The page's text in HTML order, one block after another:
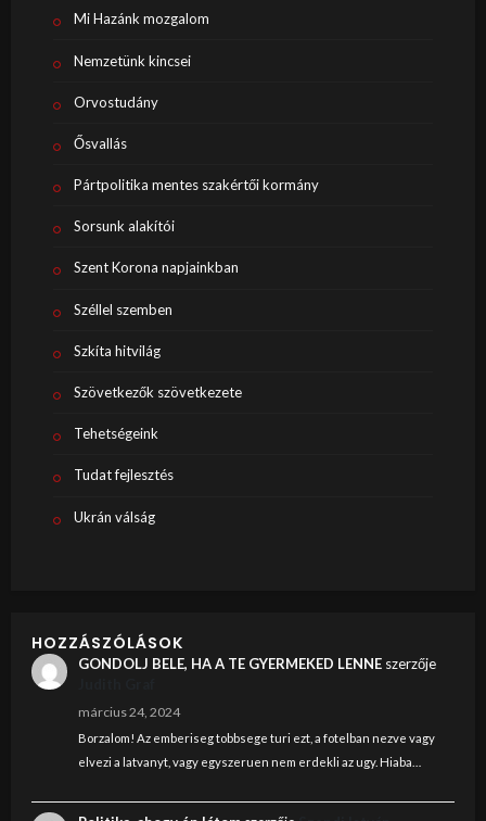
Mi Hazánk mozgalom
Nemzetünk kincsei
Orvostudány
Ősvallás
Pártpolitika mentes szakértői kormány
Sorsunk alakítói
Szent Korona napjainkban
Széllel szemben
Szkíta hitvilág
Szövetkezők szövetkezete
Tehetségeink
Tudat fejlesztés
Ukrán válság
HOZZÁSZÓLÁSOK
GONDOLJ BELE, HA A TE GYERMEKED LENNEszerzője
március 24, 2024
Borzalom! Az emberiseg tobbsege turi ezt, a fotelban nezve vagy
elvezi a latvanyt, vagy egyszeruen nem erdekli az ugy. Hiaba…